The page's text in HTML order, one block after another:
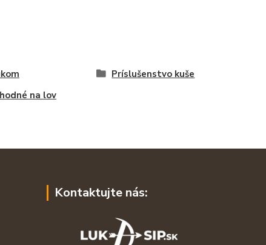
Príslušenstvo kuše
na lov
Kontaktujte nás: